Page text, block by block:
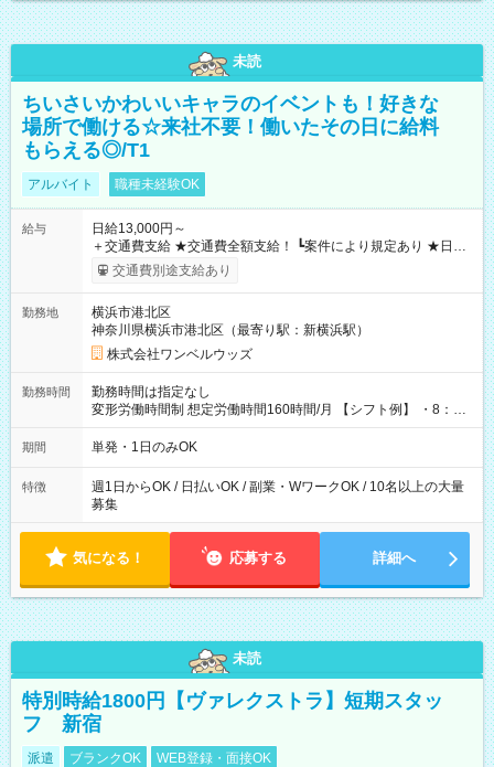
未読
ちいさいかわいいキャラのイベントも！好きな
場所で働ける☆来社不要！働いたその日に給料
もらえる◎/T1
アルバイト 職種未経験OK
給与
日給13,000円～
＋交通費支給 ★交通費全額支給！ ┗案件により規定あり ★日払
いOK！（規定あり） ┗働いたその日に現金GET♪ お仕事後はコ
ンビニATMから 日払い分を引き落とせます！ 【試用期間】試
交通費別途支給あり
勤務地
横浜市港北区
神奈川県横浜市港北区（最寄り駅：新横浜駅）
株式会社ワンベルウッズ
勤務時間
勤務時間は指定なし
変形労働時間制 想定労働時間160時間/月 【シフト例】 ・8：00
～21：00
期間 単発・1日のみOK
特徴
週1日からOK / 日払いOK / 副業・WワークOK / 10名以上の大量
募集
気になる！ 応募する 詳細へ
未読
特別時給1800円【ヴァレクストラ】短期スタッ
フ 新宿
派遣 ブランクOK WEB登録・面接OK